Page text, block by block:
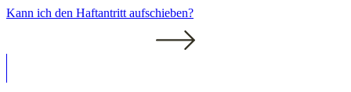
Kann ich den Haftantritt aufschieben?